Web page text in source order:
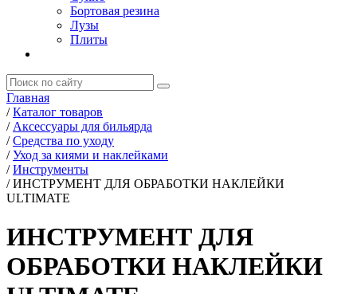
Бортовая резина
Лузы
Плиты
Главная
/ Каталог товаров
/ Аксессуары для бильярда
/ Средства по уходу
/ Уход за киями и наклейками
/ Инструменты
/ ИНСТРУМЕНТ ДЛЯ ОБРАБОТКИ НАКЛЕЙКИ
ULTIMATE
ИНСТРУМЕНТ ДЛЯ
ОБРАБОТКИ НАКЛЕЙКИ